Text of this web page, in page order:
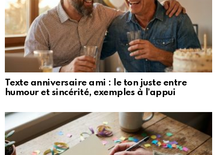
Texte anniversaire ami : le ton juste entre
humour et sincérité, exemples à l’appui